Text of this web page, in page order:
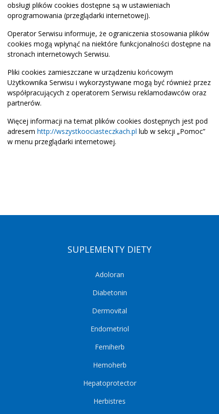
obsługi plików cookies dostępne są w ustawieniach
oprogramowania (przeglądarki internetowej).
Operator Serwisu informuje, że ograniczenia stosowania plików
cookies mogą wpłynąć na niektóre funkcjonalności dostępne na
stronach internetowych Serwisu.
Pliki cookies zamieszczane w urządzeniu końcowym
Użytkownika Serwisu i wykorzystywane mogą być również przez
współpracujących z operatorem Serwisu reklamodawców oraz
partnerów.
Więcej informacji na temat plików cookies dostępnych jest pod
adresem http://wszystkoociasteczkach.pl lub w sekcji „Pomoc”
w menu przeglądarki internetowej.
SUPLEMENTY DIETY
Adoloran
Diabetonin
Dermovital
Endometriol
Femiherb
Hemoherb
Hepatoprotector
Herbistres